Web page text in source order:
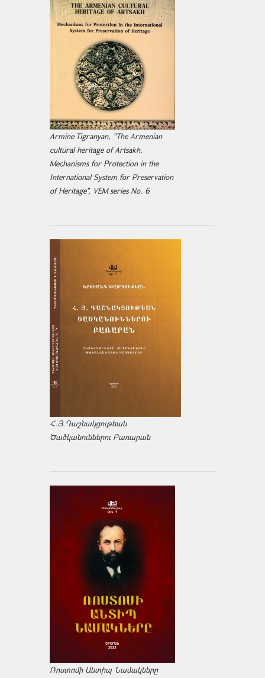
Armine Tigranyan, "The Armenian
cultural heritage of Artsakh.
Mechanisms for Protection in the
International System for Preservation
of Heritage", VEM series No. 6
Հ.Յ.Դաշնակցութեան
Ծածկանուններու Բառարան
Ռոստոմի Անտիպ Նամակները